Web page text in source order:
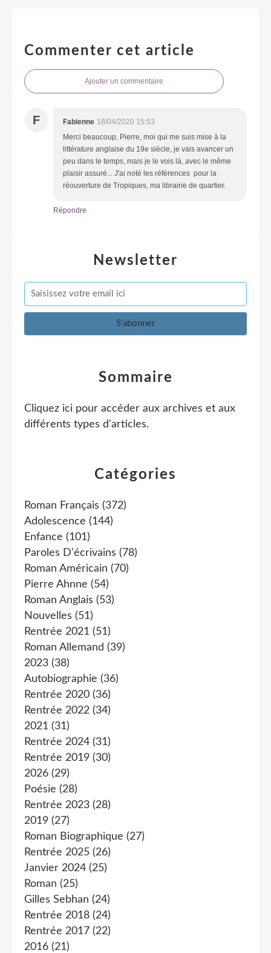
Commenter cet article
Ajouter un commentaire
F Fabienne 18/04/2020 15:53
Merci beaucoup, Pierre, moi qui me suis mise à la
littérature anglaise du 19e siècle, je vais avancer un
peu dans le temps, mais je le vois là, avec le même
plaisir assuré... J'ai noté les références pour la
réouverture de Tropiques, ma librairie de quartier.
Répondre
Newsletter
Catégories
Roman Français (372)
Adolescence (144)
Enfance (101)
Paroles D'écrivains (78)
Roman Américain (70)
Pierre Ahnne (54)
Roman Anglais (53)
Nouvelles (51)
Rentrée 2021 (51)
Roman Allemand (39)
2023 (38)
Autobiographie (36)
Rentrée 2020 (36)
Rentrée 2022 (34)
2021 (31)
Rentrée 2024 (31)
Rentrée 2019 (30)
2026 (29)
Poésie (28)
Rentrée 2023 (28)
2019 (27)
Roman Biographique (27)
Rentrée 2025 (26)
Janvier 2024 (25)
Roman (25)
Gilles Sebhan (24)
Rentrée 2018 (24)
Rentrée 2017 (22)
2016 (21)
Sommaire
Cliquez ici pour accéder aux archives et aux
différents types d'articles.